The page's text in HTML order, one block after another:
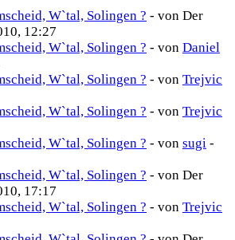
W`tal, Solingen ? - von Der
12:27
W`tal, Solingen ? - von Daniel
W`tal, Solingen ? - von Trejvic
W`tal, Solingen ? - von Trejvic
W`tal, Solingen ? - von sugi -
W`tal, Solingen ? - von Der
17:17
W`tal, Solingen ? - von Trejvic